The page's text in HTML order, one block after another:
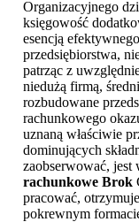
Organizacyjnego
księgowość
esencją
przedsiębiorstwa,
patrząc z
niedużą firmą,
rozbudowane
rachunkowego
uznaną właściwie
dominujących
zaobserwować, jest
rachunkowe Brok
pracować,
pokrewnym